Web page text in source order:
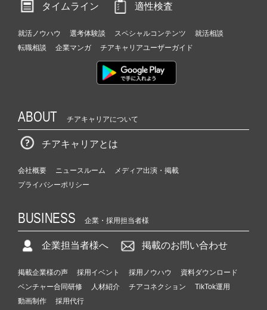
タイムライン
適性検査
就活ノウハウ 選考体験談 スペシャルコンテンツ
就活相談
転職相談
企業マンガ チアキャリアユーザーガイド
ABOUT チアキャリアについて
チアキャリアとは
会社概要 ニュースルーム
メディア出演・掲載
プライバシーポリシー
BUSINESS 企業・採用担当者様
企業担当者様へ 掲載のお問い合わせ
掲載企業様の声 採用イベント 採用ノウハウ
資料ダウンロード
ベンチャー合同研修
人材紹介 チアコネクション
TikTok運用
動画制作
採用代行